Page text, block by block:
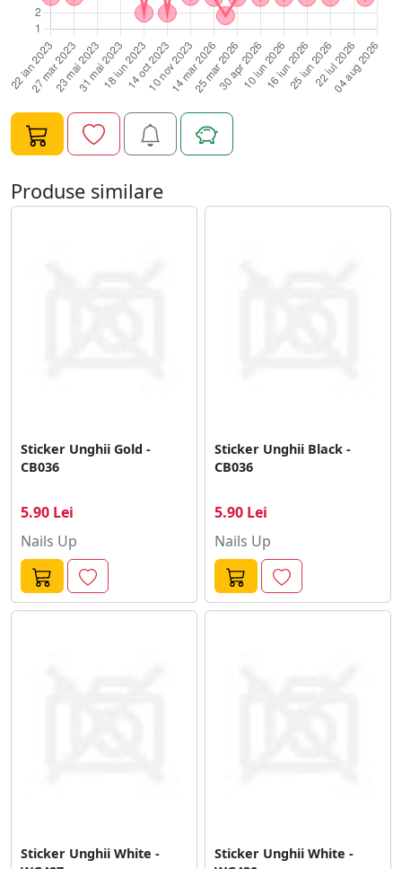
Produse similare
Sticker Unghii Gold -
CB036
5.90 Lei
Nails Up
Sticker Unghii Black -
CB036
5.90 Lei
Nails Up
Sticker Unghii White -
Sticker Unghii White -